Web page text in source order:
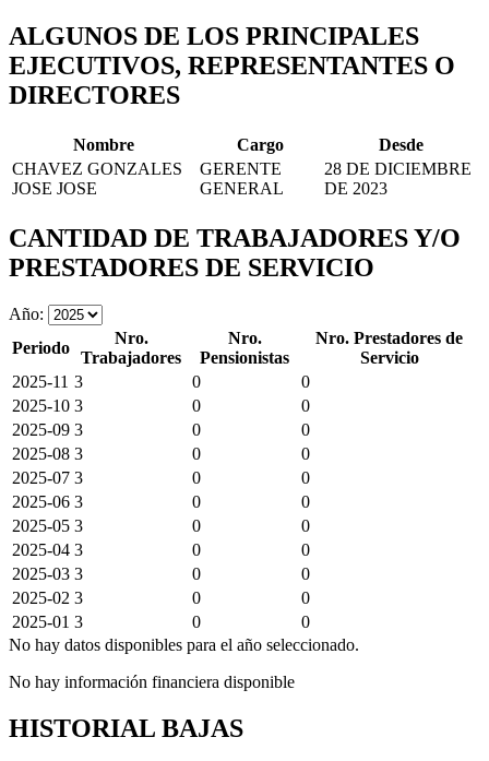
ALGUNOS DE LOS PRINCIPALES
EJECUTIVOS, REPRESENTANTES O
DIRECTORES
Nombre Cargo
Desde
CHAVEZ GONZALES
JOSE JOSE
GERENTE
GENERAL
28 DE DICIEMBRE
DE 2023
CANTIDAD DE TRABAJADORES Y/O
PRESTADORES DE SERVICIO
Año:
Periodo
Nro.
Trabajadores
Nro.
Pensionistas
Nro. Prestadores de
Servicio
2025-11 3 0
0
2025-10 3 0
0
2025-09 3 0
0
2025-08 3 0
0
2025-07 3 0
0
2025-06 3 0
0
2025-05 3 0
0
2025-04 3 0
0
2025-03 3 0
0
2025-02 3 0
0
2025-01 3 0
0
No hay datos disponibles para el año seleccionado.
No hay información financiera disponible
HISTORIAL BAJAS